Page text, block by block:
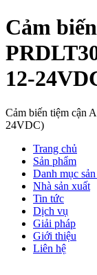
Cảm
12-
Cảm biến tiệm cận
24VDC)
Trang chủ
Sản phẩm
Danh mục
Nhà sản xuất
Tin tức
Dịch vụ
Giải pháp
Giới thiệu
Liên hệ